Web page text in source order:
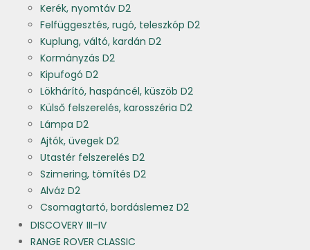
Kerék, nyomtáv D2
Felfüggesztés, rugó, teleszkóp D2
Kuplung, váltó, kardán D2
Kormányzás D2
Kipufogó D2
Lökhárító, haspáncél, küszöb D2
Külső felszerelés, karosszéria D2
Lámpa D2
Ajtók, üvegek D2
Utastér felszerelés D2
Szimering, tömítés D2
Alváz D2
Csomagtartó, bordáslemez D2
DISCOVERY III-IV
RANGE ROVER CLASSIC